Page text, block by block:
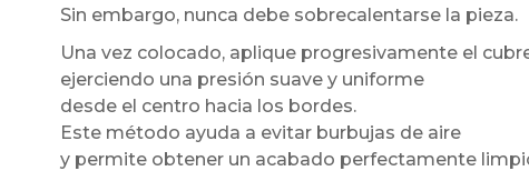
Sin embargo, nunca debe sobrecalentarse la pieza.
Una vez colocado, aplique progresivamente el
ejerciendo una presión suave y uniforme
desde el centro hacia los bordes.
Este método ayuda a evitar burbujas de aire
y permite obtener un acabado perfectamente